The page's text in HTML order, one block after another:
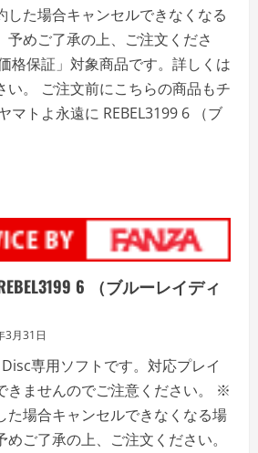
た場合キャンセルできなくなる
予めご了承の上、ご注文くださ
格保証」対象商品です。詳しくは
い。 ご注文前にこちらの商品もチ
マトよ永遠に REBEL3199 6 （ブ
6 （ブルーレイディ
3月31日
専用ソフトです。対応プレイ
きませんのでご注意ください。 ※
た場合キャンセルできなくなる場
ご了承の上、ご注文ください。